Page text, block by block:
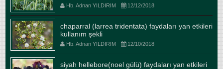
Hb. Adnan YILDIRIM 12/12/2018
chaparral (larrea tridentata) faydaları yan etkileri
kullanım şekli
Hb. Adnan YILDIRIM 12/10/2018
siyah hellebore(noel gülü) faydaları yan etkileri